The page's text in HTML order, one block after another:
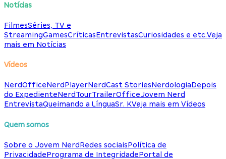
Notícias
FilmesSéries, TV e
StreamingGamesCríticasEntrevistasCuriosidades e etc.Veja
mais em Notícias
Vídeos
NerdOfficeNerdPlayerNerdCast StoriesNerdologiaDepois
do ExpedienteNerdTourTrailerOfficeJovem Nerd
EntrevistaQueimando a LínguaSr. KVeja mais em Vídeos
Quem somos
Sobre o Jovem NerdRedes sociaisPolítica de
PrivacidadePrograma de IntegridadePortal de